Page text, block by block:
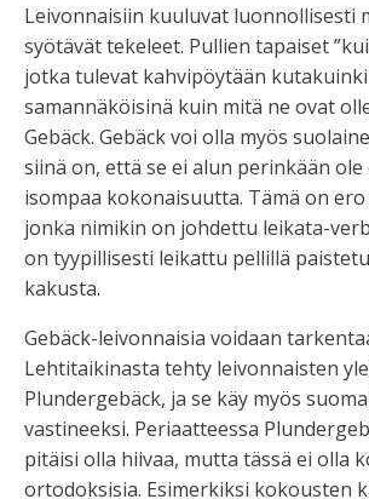
Leivonnaisiin kuuluvat luonnollisesti
syötävät tekeleet. Pullien tapaiset
jotka tulevat kahvipöytään
samannäköisinä kuin mitä ne ovat
Gebäck. Gebäck voi olla myös
siinä on, että se ei alun perinkään
isompaa kokonaisuutta. Tämä on
jonka nimikin on johdettu leikata-
on tyypillisesti leikattu pellillä
kakusta.
Gebäck-leivonnaisia voidaan
Lehtitaikinasta tehty leivonnaisten
Plundergebäck, ja se käy myös
vastineeksi. Periaatteessa
pitäisi olla hiivaa, mutta tässä ei olla
ortodoksisia. Esimerkiksi kokousten